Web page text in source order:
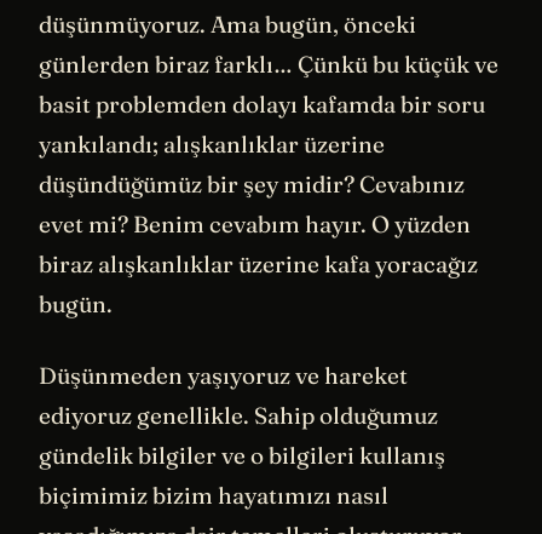
düşünmüyoruz. Ama bugün, önceki
günlerden biraz farklı… Çünkü bu küçük ve
basit problemden dolayı kafamda bir soru
yankılandı; alışkanlıklar üzerine
düşündüğümüz bir şey midir? Cevabınız
evet mi? Benim cevabım hayır. O yüzden
biraz alışkanlıklar üzerine kafa yoracağız
bugün.
Düşünmeden yaşıyoruz ve hareket
ediyoruz genellikle. Sahip olduğumuz
gündelik bilgiler ve o bilgileri kullanış
biçimimiz bizim hayatımızı nasıl